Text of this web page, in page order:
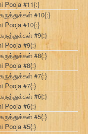
Pooja #11{:}
#10{:}
Pooja #10{:}
#9{:}
Pooja #9{:}
#8{:}
Pooja #8{:}
#7{:}
Pooja #7{:}
#6{:}
Pooja #6{:}
#5{:}
Pooja #5{:}